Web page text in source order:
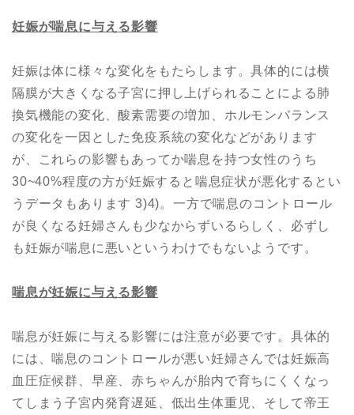
妊娠が喘息に与える影響
妊娠は体に様々な変化をもたらします。具体的には横
隔膜が大きくなる子宮に押し上げられることによる肺
換気機能の変化、酸素需要の増加、ホルモンバランス
の変化を一因とした免疫系統の変化などがあります
が、これらの影響もあってか喘息を持つ女性のうち
30~40%程度の方が妊娠すると喘息症状が悪化するとい
うデータもあります 3)4)。一方で喘息のコントロール
が良くなる妊婦さんも少なからずいるらしく、必ずし
も妊娠が喘息に悪いというわけでもないようです。
喘息が妊娠に与える影響
喘息が妊娠に与える影響には注意が必要です。具体的
には、喘息のコントロールが悪い妊婦さんでは妊娠高
血圧症候群、早産、赤ちゃんが胎内で育ちにくくなっ
てしまう子宮内発育遅延、低出生体重児、そして帝王